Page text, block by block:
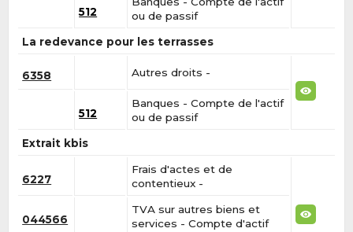
512
ou de passif
La redevance pour les terrasses
6358 Autres droits -
512
Banques - Compte de l'actif
ou de passif
Extrait kbis
6227
Frais d'actes et de
contentieux -
044566
TVA sur autres biens et
services - Compte d'actif